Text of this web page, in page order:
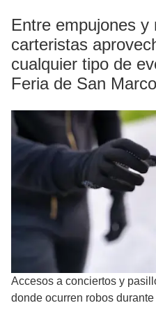
Entre empujones y
carteristas
cualquier tipo de
Feria de San
Accesos a conciertos y
donde ocurren robos durante